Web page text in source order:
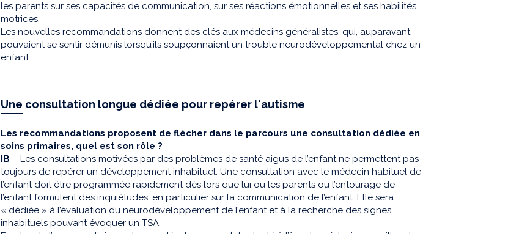
les parents sur ses capacités de communication, sur ses réactions émotionnelles et ses habilités
motrices.
Les nouvelles recommandations donnent des clés aux médecins généralistes, qui, auparavant,
pouvaient se sentir démunis lorsqu’ils soupçonnaient un trouble neurodéveloppemental chez un
enfant.
Une consultation longue dédiée pour repérer l'autisme
Les recommandations proposent de flécher dans le parcours une consultation dédiée en
soins primaires, quel est son rôle ?
IB – Les consultations motivées par des problèmes de santé aigus de l’enfant ne permettent pas
toujours de repérer un développement inhabituel. Une consultation avec le médecin habituel de
l’enfant doit être programmée rapidement dès lors que lui ou les parents ou l’entourage de
l’enfant formulent des inquiétudes, en particulier sur la communication de l’enfant. Elle sera
« dédiée » à l’évaluation du neurodéveloppement de l’enfant et à la recherche des signes
inhabituels pouvant évoquer un TSA.